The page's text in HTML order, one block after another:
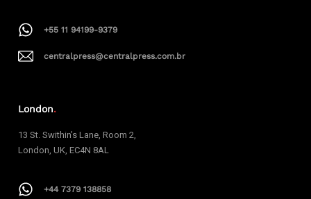
+55 11 94199-9379
centralpress@centralpress.com.br
London.
13 St. Swithin’s Lane, Room 2,
London, UK, EC4N 8AL
+44 7379 138858